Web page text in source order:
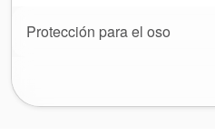
Protección para el oso